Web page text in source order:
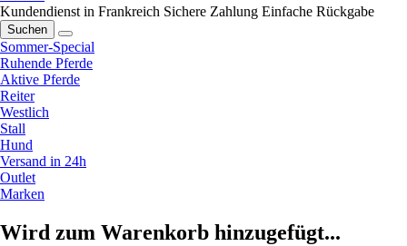
Kundendienst in Frankreich Sichere Zahlung Einfache Rückgabe
Suchen
Sommer-Special
Ruhende Pferde
Aktive Pferde
Reiter
Westlich
Stall
Hund
Versand in 24h
Outlet
Marken
Wird zum Warenkorb hinzugefügt...